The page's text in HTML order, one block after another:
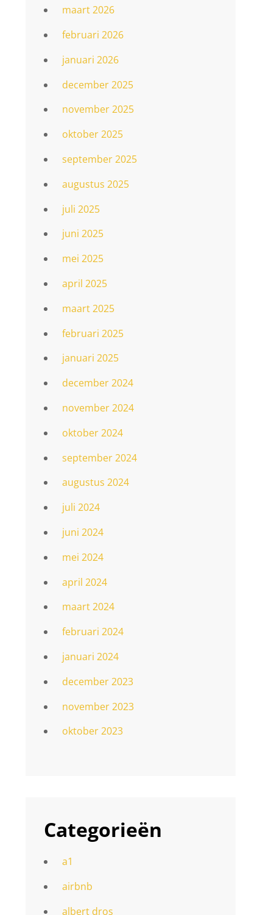
maart 2026
februari 2026
januari 2026
december 2025
november 2025
oktober 2025
september 2025
augustus 2025
juli 2025
juni 2025
mei 2025
april 2025
maart 2025
februari 2025
januari 2025
december 2024
november 2024
oktober 2024
september 2024
augustus 2024
juli 2024
juni 2024
mei 2024
april 2024
maart 2024
februari 2024
januari 2024
december 2023
november 2023
oktober 2023
Categorieën
a1
airbnb
albert dros